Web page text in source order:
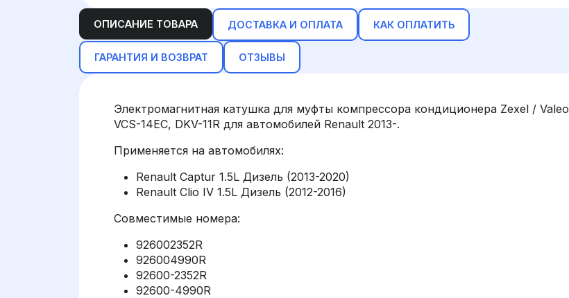
ОПИСАНИЕ ТОВАРА ДОСТАВКА И ОПЛАТА КАК ОПЛАТИТЬ
ГАРАНТИЯ И ВОЗВРАТ ОТЗЫВЫ
Электромагнитная катушка для муфты компрессора кондиционера Zexel / Valeo
VCS-14EC, DKV-11R для автомобилей Renault 2013-.
Применяется на автомобилях:
Renault Captur 1.5L Дизель (2013-2020)
Renault Clio IV 1.5L Дизель (2012-2016)
Совместимые номера:
926002352R
926004990R
92600-2352R
92600-4990R